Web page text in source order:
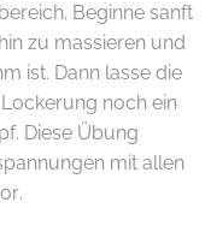
Beginne sanft
zu massieren und
ist. Dann lasse die
noch ein
Diese Übung
mit allen